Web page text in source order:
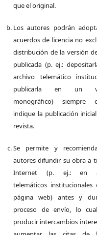
que el original.
Los autores podrán
acuerdos de licencia no
distribución de la versión
publicada (p. ej.:
archivo telemático
publicarla en un
monográfico) siempre
indique la publicación
revista.
Se permite y
autores difundir su obra a
Internet (p. ej.: en
telemáticos
página web) antes y
proceso de envío, lo
producir intercambios